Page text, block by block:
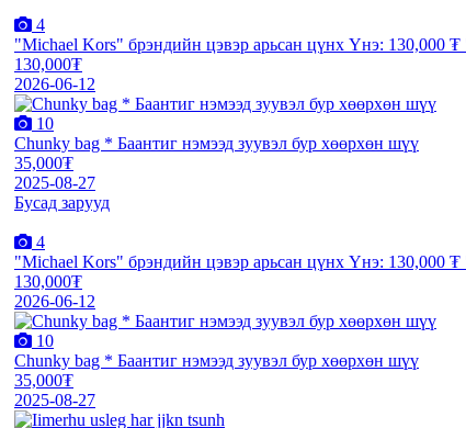
4
"Michael Kors" брэндийн цэвэр арьсан цүнх Үнэ: 130,000
130,000₮
2026-06-12
10
Chunky bag * Баантиг нэмээд зуувэл бур хөөрхөн шүү
35,000₮
2025-08-27
Бусад зарууд
4
"Michael Kors" брэндийн цэвэр арьсан цүнх Үнэ: 130,000
130,000₮
2026-06-12
10
Chunky bag * Баантиг нэмээд зуувэл бур хөөрхөн шүү
35,000₮
2025-08-27